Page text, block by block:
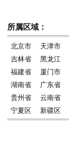
所属区域：
北京市 天津市
吉林省
黑龙江
福建省
厦门市
湖南省
广东省
贵州省
云南省
宁夏区
新疆区